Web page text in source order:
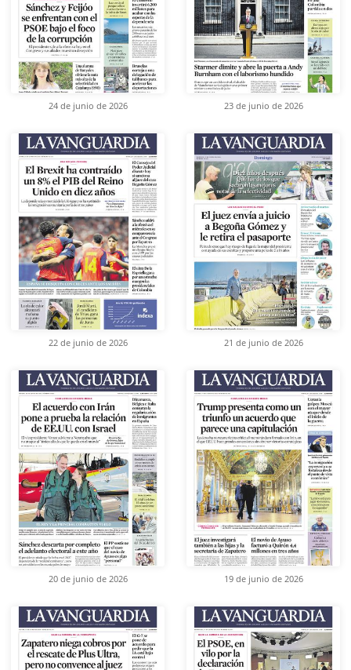
24 de junio de 2026 23 de junio de 2026
22 de junio de 2026 21 de junio de 2026
20 de junio de 2026 19 de junio de 2026